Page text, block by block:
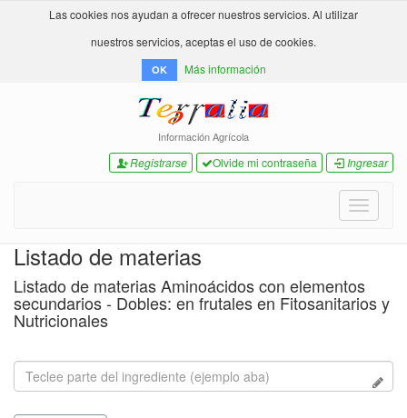
Las cookies nos ayudan a ofrecer nuestros servicios. Al utilizar
nuestros servicios, aceptas el uso de cookies.
OK Más información
Información Agrícola
Registrarse Olvide mi contraseña Ingresar
Toggle
Listado de materias
Listado de materias Aminoácidos con elementos
secundarios - Dobles: en frutales en Fitosanitarios y
Nutricionales